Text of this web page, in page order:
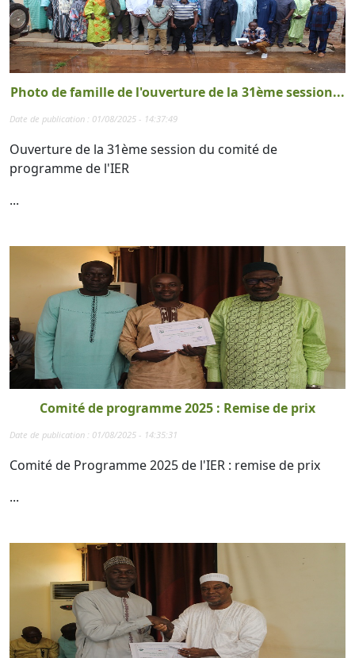
Photo de famille de l'ouverture de la 31ème session...
Date de publication : 01/08/2025 - 14:37:49
Ouverture de la 31ème session du comité de
programme de l'IER
...
Comité de programme 2025 : Remise de prix
Date de publication : 01/08/2025 - 14:35:31
Comité de Programme 2025 de l'IER : remise de prix
...